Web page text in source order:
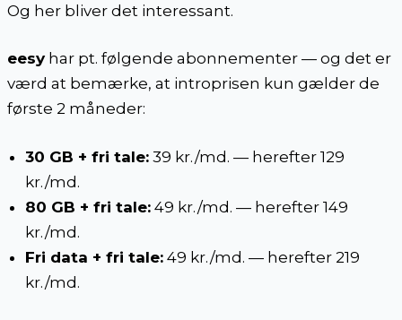
Og her bliver det interessant.
eesyhar pt. følgende abonnementer — og det er
værd at bemærke, at introprisen kun gælder de
første 2 måneder:
30 GB + fri tale: 39 kr./md. — herefter 129
kr./md.
80 GB + fri tale: 49 kr./md. — herefter 149
kr./md.
Fri data + fri tale: 49 kr./md. — herefter 219
kr./md.